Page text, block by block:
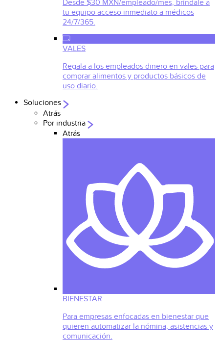
Desde $30 MXN/empleado/mes, bríndale a
tu equipo acceso inmediato a médicos
24/7/365.
VALES
Regala a los empleados dinero en vales para
comprar alimentos y productos básicos de
uso diario.
Soluciones
Atrás
Por industria
Atrás
BIENESTAR
Para empresas enfocadas en bienestar que
quieren automatizar la nómina, asistencias y
comunicación.